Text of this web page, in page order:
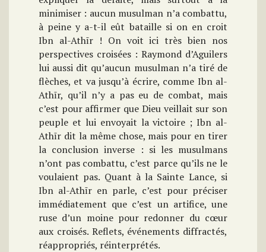
minimiser : aucun musulman n’a combattu,
à peine y a-t-il eût bataille si on en croit
Ibn al-Athīr ! On voit ici très bien nos
perspectives croisées : Raymond d’Aguilers
lui aussi dit qu’aucun musulman n’a tiré de
flèches, et va jusqu’à écrire, comme Ibn al-
Athīr, qu’il n’y a pas eu de combat, mais
c’est pour affirmer que Dieu veillait sur son
peuple et lui envoyait la victoire ; Ibn al-
Athīr dit la même chose, mais pour en tirer
la conclusion inverse : si les musulmans
n’ont pas combattu, c’est parce qu’ils ne le
voulaient pas. Quant à la Sainte Lance, si
Ibn al-Athīr en parle, c’est pour préciser
immédiatement que c’est un artifice, une
ruse d’un moine pour redonner du cœur
aux croisés. Reflets, événements diffractés,
réappropriés, réinterprétés.